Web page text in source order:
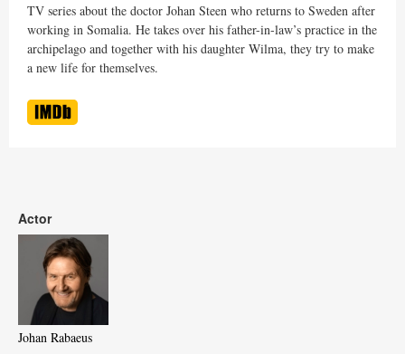
TV series about the doctor Johan Steen who returns to Sweden after
working in Somalia. He takes over his father-in-law’s practice in the
archipelago and together with his daughter Wilma, they try to make
a new life for themselves.
Actor
Johan Rabaeus